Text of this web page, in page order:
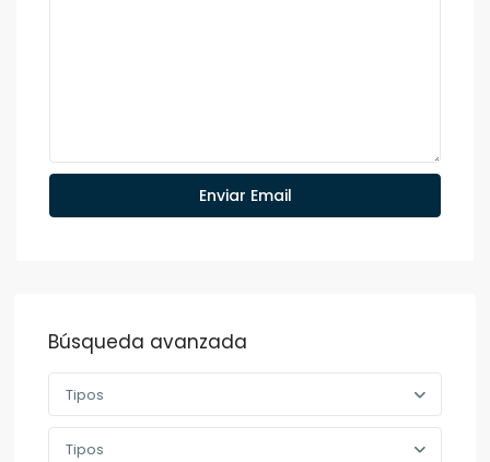
Búsqueda avanzada
Tipos
Tipos